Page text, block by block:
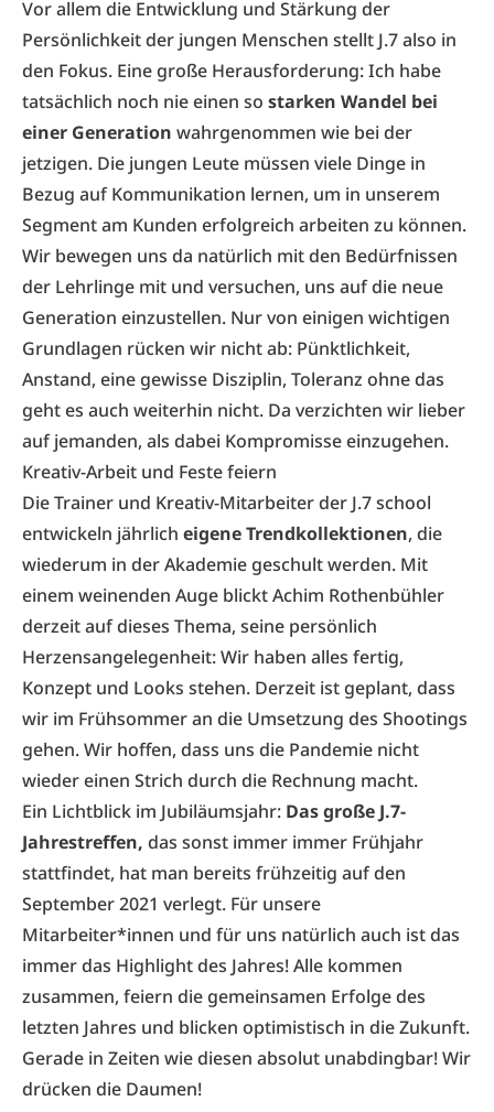
Vor allem die Entwicklung und Stärkung der
Persönlichkeit der jungen Menschen stellt J.7 also in
den Fokus. Eine große Herausforderung: Ich habe
tatsächlich noch nie einen so starken Wandel bei
einer Generation wahrgenommen wie bei der
jetzigen. Die jungen Leute müssen viele Dinge in
Bezug auf Kommunikation lernen, um in unserem
Segment am Kunden erfolgreich arbeiten zu können.
Wir bewegen uns da natürlich mit den Bedürfnissen
der Lehrlinge mit und versuchen, uns auf die neue
Generation einzustellen. Nur von einigen wichtigen
Grundlagen rücken wir nicht ab: Pünktlichkeit,
Anstand, eine gewisse Disziplin, Toleranz ohne das
geht es auch weiterhin nicht. Da verzichten wir lieber
auf jemanden, als dabei Kompromisse einzugehen.
Kreativ-Arbeit und Feste feiern
Die Trainer und Kreativ-Mitarbeiter der J.7 school
entwickeln jährlich eigene Trendkollektionen, die
wiederum in der Akademie geschult werden. Mit
einem weinenden Auge blickt Achim Rothenbühler
derzeit auf dieses Thema, seine persönlich
Herzensangelegenheit: Wir haben alles fertig,
Konzept und Looks stehen. Derzeit ist geplant, dass
wir im Frühsommer an die Umsetzung des Shootings
gehen. Wir hoffen, dass uns die Pandemie nicht
wieder einen Strich durch die Rechnung macht.
Ein Lichtblick im Jubiläumsjahr: Das große J.7-
Jahrestreffen, das sonst immer immer Frühjahr
stattfindet, hat man bereits frühzeitig auf den
September 2021 verlegt. Für unsere
Mitarbeiter*innen und für uns natürlich auch ist das
immer das Highlight des Jahres! Alle kommen
zusammen, feiern die gemeinsamen Erfolge des
letzten Jahres und blicken optimistisch in die Zukunft.
Gerade in Zeiten wie diesen absolut unabdingbar! Wir
drücken die Daumen!